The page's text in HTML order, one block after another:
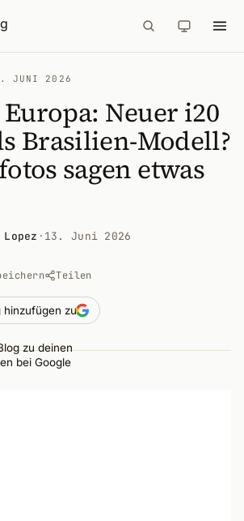
JUNI 2026
Neuer i20
Brasilien-Modell?
sagen etwas
· 13. Juni 2026
Teilen
hinzufügen zu
zu deinen
bei Google